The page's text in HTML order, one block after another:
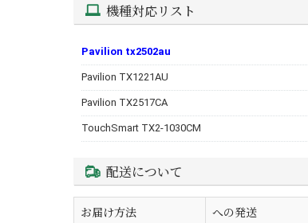
機種対応リスト
Pavilion tx2502au
Pavilion TX1221AU
Pavilion TX2517CA
TouchSmart TX2-1030CM
配送について
お届け方法 への発送